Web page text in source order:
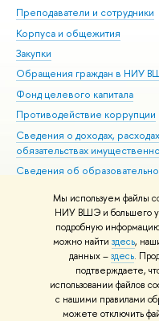
Мы используем файлы
НИУ ВШЭ и большего
подробную
можно найти здесь,
данных –здесь.
подтверждаете,
использовании файлов
с нашими правилами
можете отключить
Преподаватели и сотрудники
Корпуса и общежития
Закупки
Обращения граждан в НИУ
Фонд целевого капитала
Противодействие коррупции
Сведения о доходах,
обязательствах
Сведения об
Людям с ограниченными
Единая платежная страница
Работа в Вышке
© НИУ ВШЭ 1993–2026
материалов Политика
Шрифты HSE Sans и HSE Slab